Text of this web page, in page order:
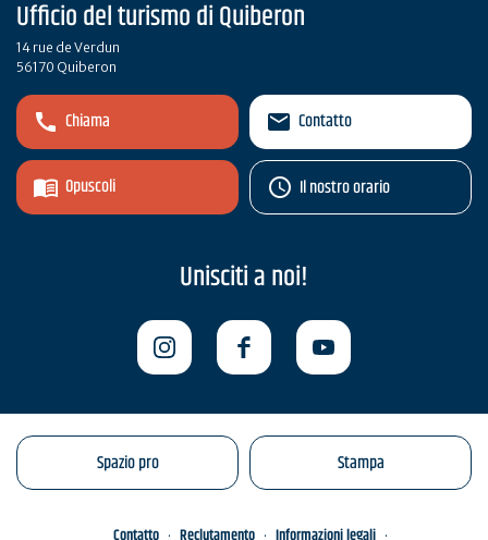
Ufficio del turismo di Quiberon
14 rue de Verdun
56170 Quiberon
Chiama
Opuscoli
Contatto
Il nostro orario
Unisciti a noi!
Spazio pro Stampa